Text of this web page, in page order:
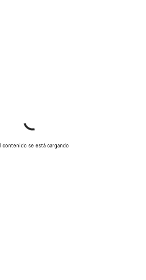
contenido se está cargando